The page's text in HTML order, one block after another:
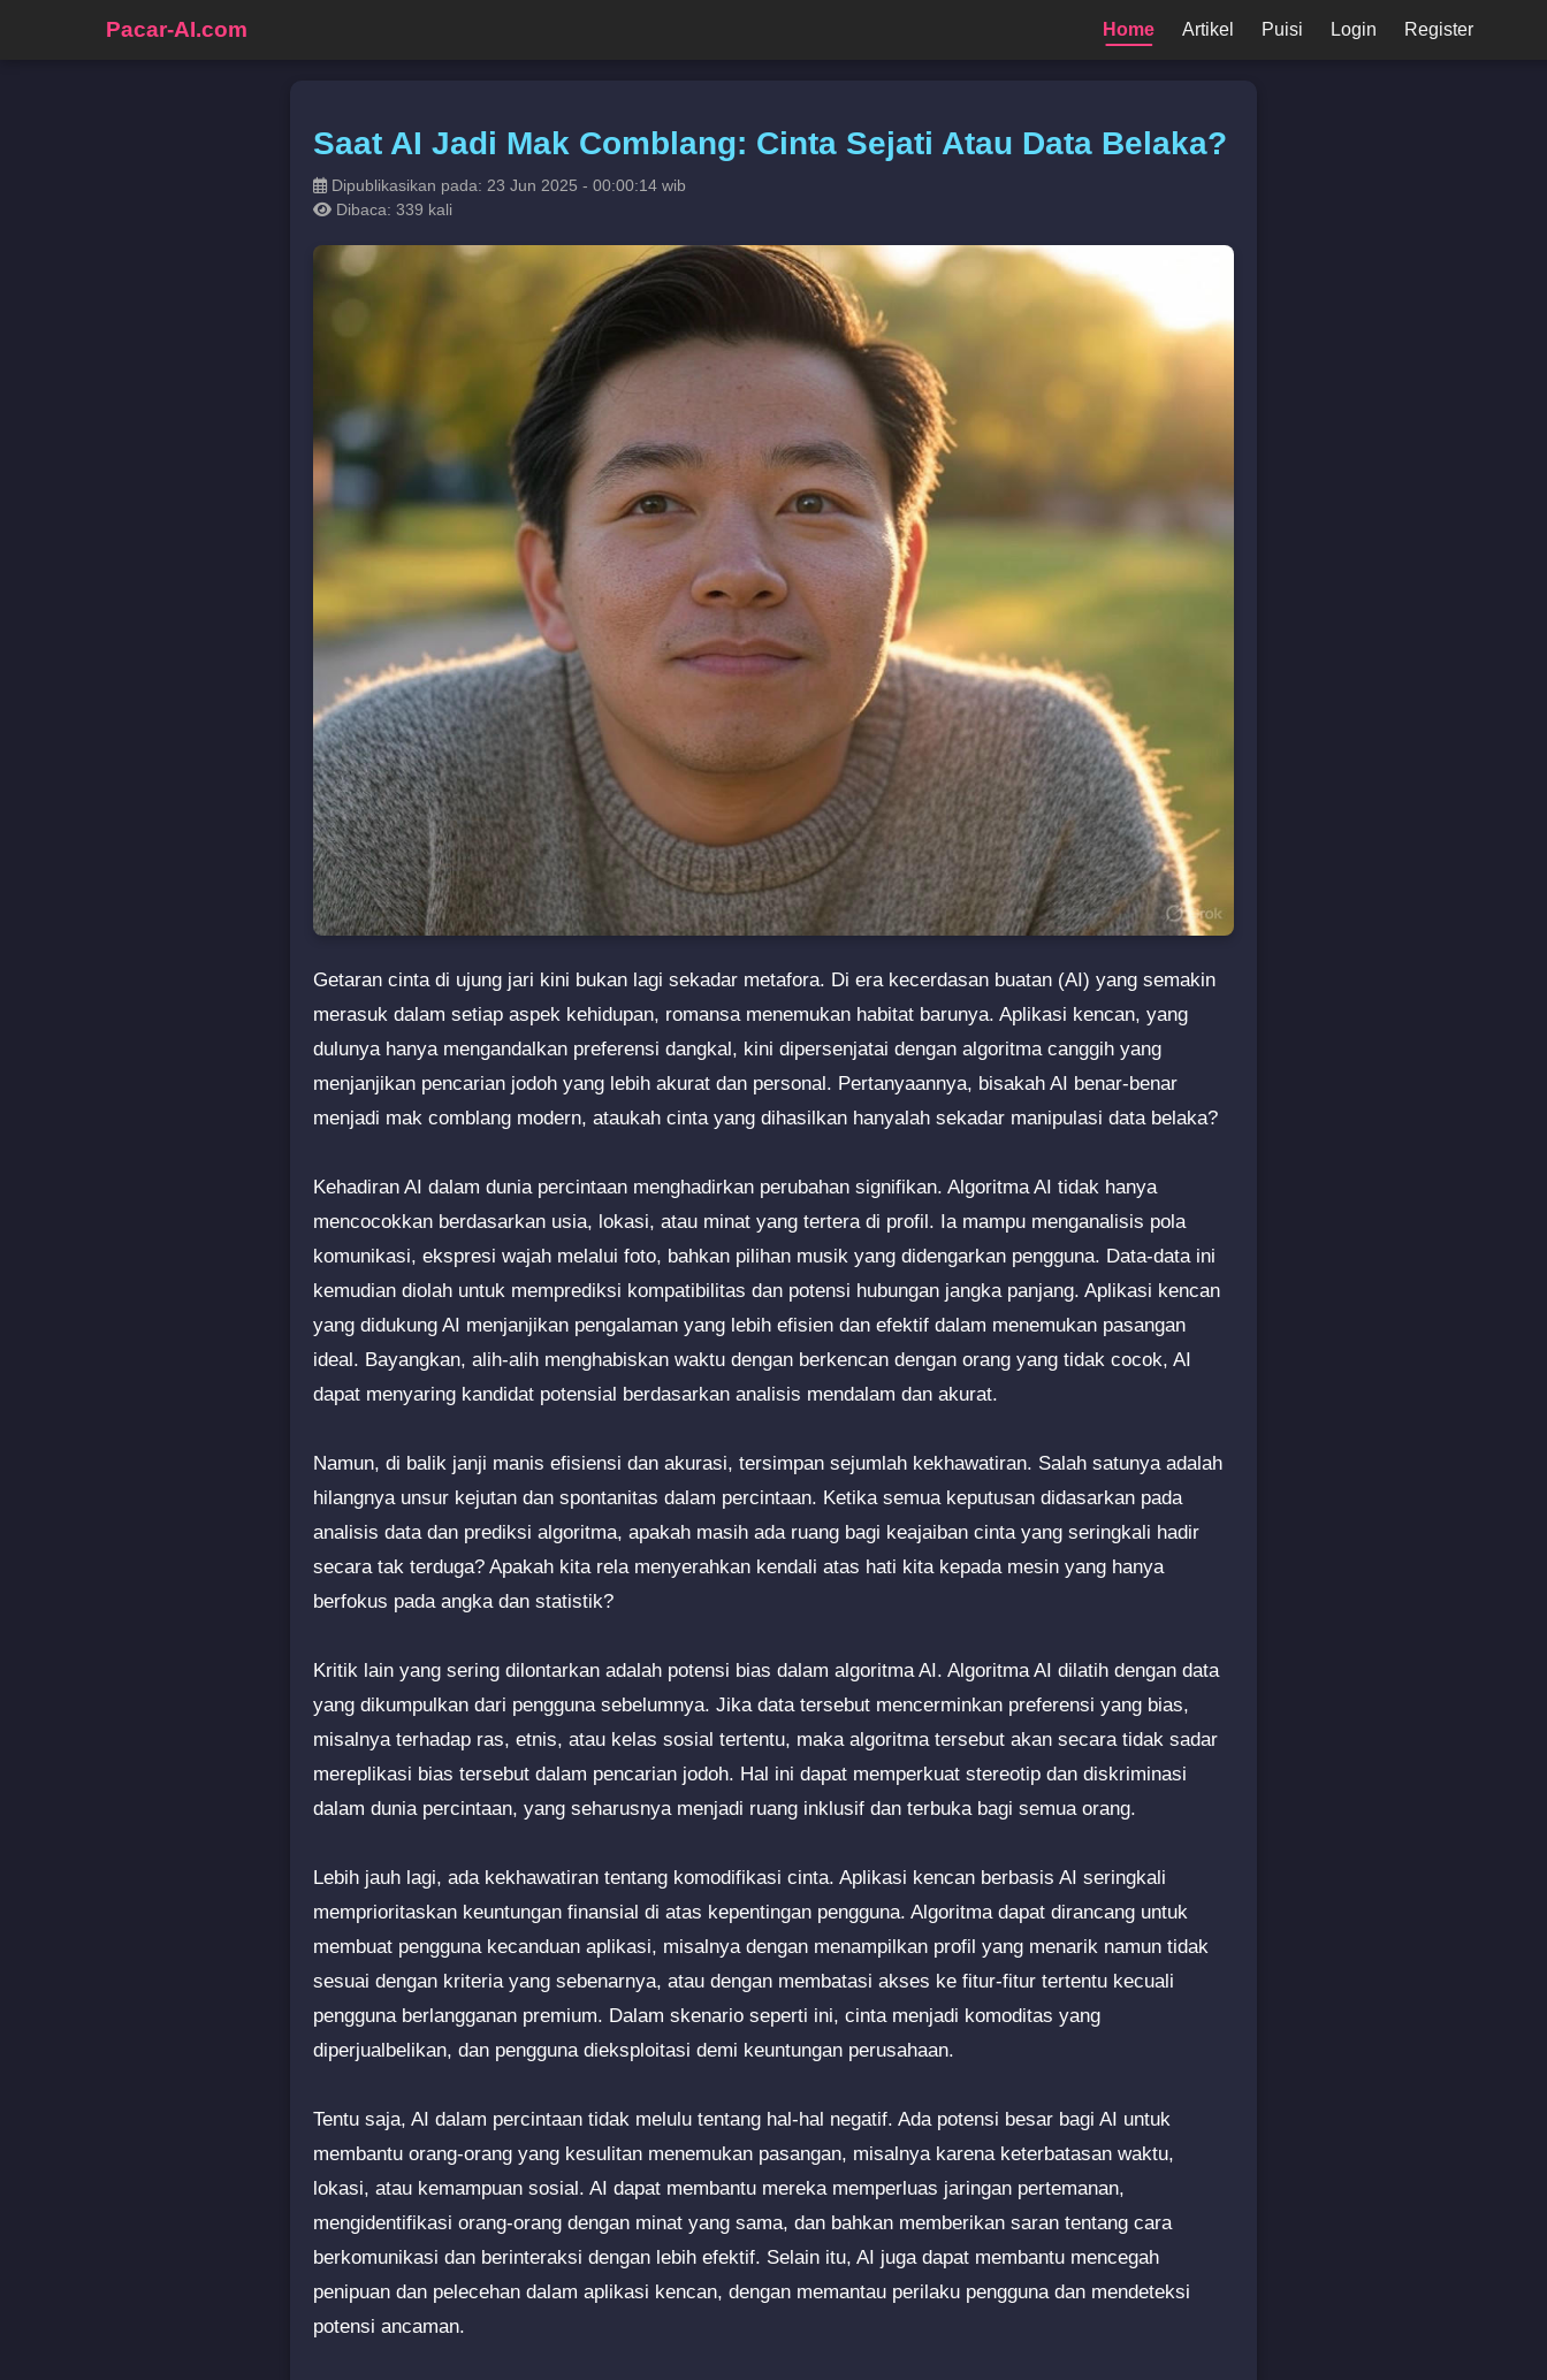
Pacar-AI.com Home Artikel Puisi Login Register
Saat AI Jadi Mak Comblang: Cinta Sejati Atau Data Belaka?
Dipublikasikan pada: 23 Jun 2025 - 00:00:14 wib
Dibaca: 339 kali
Getaran cinta di ujung jari kini bukan lagi sekadar metafora. Di era kecerdasan buatan (AI) yang semakin
merasuk dalam setiap aspek kehidupan, romansa menemukan habitat barunya. Aplikasi kencan, yang
dulunya hanya mengandalkan preferensi dangkal, kini dipersenjatai dengan algoritma canggih yang
menjanjikan pencarian jodoh yang lebih akurat dan personal. Pertanyaannya, bisakah AI benar-benar
menjadi mak comblang modern, ataukah cinta yang dihasilkan hanyalah sekadar manipulasi data belaka?
Kehadiran AI dalam dunia percintaan menghadirkan perubahan signifikan. Algoritma AI tidak hanya
mencocokkan berdasarkan usia, lokasi, atau minat yang tertera di profil. Ia mampu menganalisis pola
komunikasi, ekspresi wajah melalui foto, bahkan pilihan musik yang didengarkan pengguna. Data-data ini
kemudian diolah untuk memprediksi kompatibilitas dan potensi hubungan jangka panjang. Aplikasi kencan
yang didukung AI menjanjikan pengalaman yang lebih efisien dan efektif dalam menemukan pasangan
ideal. Bayangkan, alih-alih menghabiskan waktu dengan berkencan dengan orang yang tidak cocok, AI
dapat menyaring kandidat potensial berdasarkan analisis mendalam dan akurat.
Namun, di balik janji manis efisiensi dan akurasi, tersimpan sejumlah kekhawatiran. Salah satunya adalah
hilangnya unsur kejutan dan spontanitas dalam percintaan. Ketika semua keputusan didasarkan pada
analisis data dan prediksi algoritma, apakah masih ada ruang bagi keajaiban cinta yang seringkali hadir
secara tak terduga? Apakah kita rela menyerahkan kendali atas hati kita kepada mesin yang hanya
berfokus pada angka dan statistik?
Kritik lain yang sering dilontarkan adalah potensi bias dalam algoritma AI. Algoritma AI dilatih dengan data
yang dikumpulkan dari pengguna sebelumnya. Jika data tersebut mencerminkan preferensi yang bias,
misalnya terhadap ras, etnis, atau kelas sosial tertentu, maka algoritma tersebut akan secara tidak sadar
mereplikasi bias tersebut dalam pencarian jodoh. Hal ini dapat memperkuat stereotip dan diskriminasi
dalam dunia percintaan, yang seharusnya menjadi ruang inklusif dan terbuka bagi semua orang.
Lebih jauh lagi, ada kekhawatiran tentang komodifikasi cinta. Aplikasi kencan berbasis AI seringkali
memprioritaskan keuntungan finansial di atas kepentingan pengguna. Algoritma dapat dirancang untuk
membuat pengguna kecanduan aplikasi, misalnya dengan menampilkan profil yang menarik namun tidak
sesuai dengan kriteria yang sebenarnya, atau dengan membatasi akses ke fitur-fitur tertentu kecuali
pengguna berlangganan premium. Dalam skenario seperti ini, cinta menjadi komoditas yang
diperjualbelikan, dan pengguna dieksploitasi demi keuntungan perusahaan.
Tentu saja, AI dalam percintaan tidak melulu tentang hal-hal negatif. Ada potensi besar bagi AI untuk
membantu orang-orang yang kesulitan menemukan pasangan, misalnya karena keterbatasan waktu,
lokasi, atau kemampuan sosial. AI dapat membantu mereka memperluas jaringan pertemanan,
mengidentifikasi orang-orang dengan minat yang sama, dan bahkan memberikan saran tentang cara
berkomunikasi dan berinteraksi dengan lebih efektif. Selain itu, AI juga dapat membantu mencegah
penipuan dan pelecehan dalam aplikasi kencan, dengan memantau perilaku pengguna dan mendeteksi
potensi ancaman.